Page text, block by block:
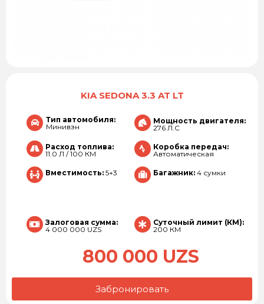
KIA SEDONA 3.3 AT LT
Тип автомобиля:
Минивэн
Мощность двигателя:
276 Л.С
Расход топлива:
11.0 Л / 100 КМ
Коробка передач:
Автоматическая
Вместимость: 5+3 Багажник: 4 сумки
Залоговая сумма:
4 000 000 UZS
Суточный лимит (КМ):
200 КМ
800 000 UZS
Забронировать